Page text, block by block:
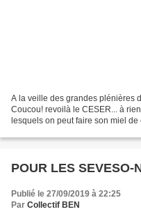
A la veille des grandes plénières
Coucou! revoilà le CESER... à
lesquels on peut faire son miel
POUR LES SEVESO-
Publié le 27/09/2019 à 22:25
Par Collectif BEN